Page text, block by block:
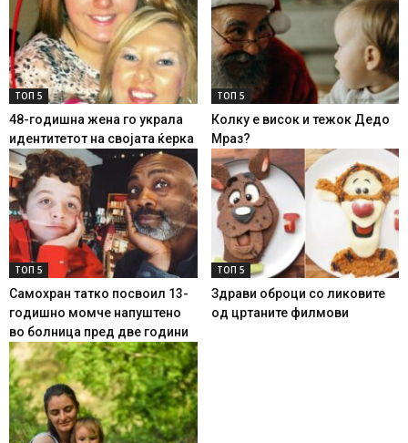
ТОП 5
48-годишна жена го украла
идентитетот на својата ќерка
ТОП 5
Колку е висок и тежок Дедо
Мраз?
ТОП 5
Самохран татко посвоил 13-
годишно момче напуштено
во болница пред две години
ТОП 5
Здрави оброци со ликовите
од цртаните филмови